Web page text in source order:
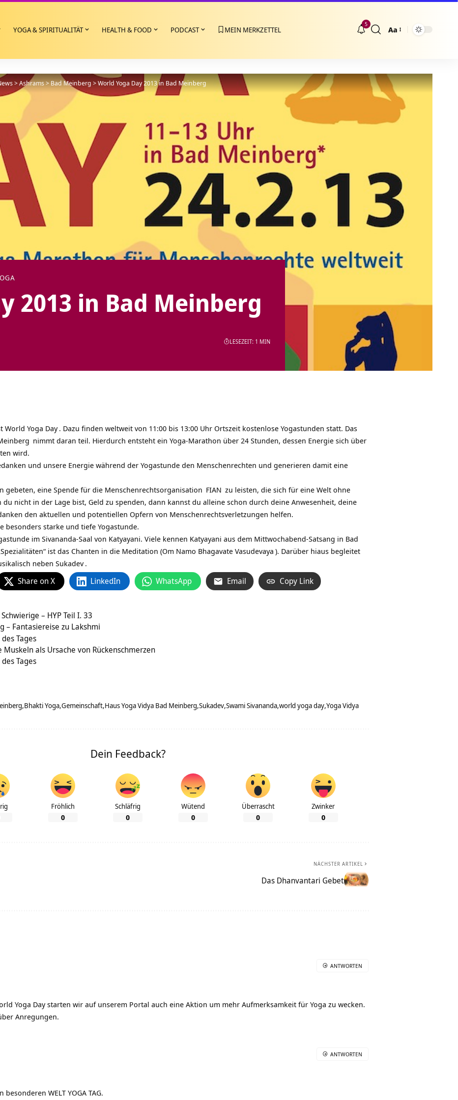
YOGA & SPIRITUALITÄT HEALTH & FOOD PODCAST MEIN MERKZETTEL
5
Größenänderung
Aa
>Ashrams>Bad Meinberg>World Yoga Day 2013 in Bad Meinberg
2013 in Bad Meinberg
LESEZEIT: 1 MIN
World Yoga Day . Dazu finden weltweit von 11:00 bis 13:00 Uhr Ortszeit kostenlose Yogastunden statt. Das
nimmt daran teil. Hierdurch entsteht ein Yoga-Marathon über 24 Stunden, dessen Energie sich über
wird.
und unsere Energie während der Yogastunde den Menschenrechten und generieren damit eine
gebeten, eine Spende für die Menschenrechtsorganisation FIAN zu leisten, die sich für eine Welt ohne
du nicht in der Lage bist, Geld zu spenden, dann kannst du alleine schon durch deine Anwesenheit, deine
den aktuellen und potentiellen Opfern von Menschenrechtsverletzungen helfen.
besonders starke und tiefe Yogastunde.
im Sivananda-Saal von Katyayani. Viele kennen Katyayani aus dem Mittwochabend-Satsang in Bad
ist das Chanten in die Meditation (Om Namo Bhagavate Vasudevaya ). Darüber hiaus begleitet
neben Sukadev .
Share on X LinkedIn WhatsApp Email Copy Link
– HYP Teil I. 33
– Fantasiereise zu Lakshmi
Tages
als Ursache von Rückenschmerzen
Tages
Bhakti Yoga Gemeinschaft Haus Yoga Vidya Bad Meinberg Sukadev Swami Sivananda world yoga day Yoga Vidya
Dein Feedback?
Fröhlich
0
Schläfrig
0
Wütend
0
Überrascht
0
Zwinker
0
NÄCHSTER ARTIKEL
Das Dhanvantari Gebet
Yoga Day starten wir auf unserem Portal auch eine Aktion um mehr Aufmerksamkeit für Yoga zu wecken.
Anregungen.
ANTWORTEN
WELT YOGA TAG.
ANTWORTEN